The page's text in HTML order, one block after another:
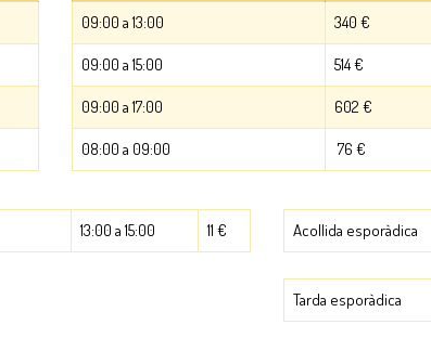
09:00 a 13:00 340 €
09:00 a 15:00 514 €
09:00 a 17:00 602 €
08:00 a 09:00 76 €
13:00 a 15:00 11 € Acollida esporàdica
Tarda esporàdica